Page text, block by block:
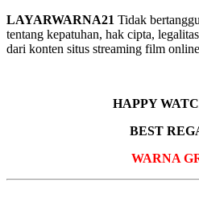
LAYARWARNA21 Tidak
tentang kepatuhan, hak cipta,
dari konten situs streaming film
HAPPY
BEST
WARNA